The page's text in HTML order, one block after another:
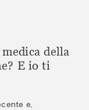
della
E io ti
e,